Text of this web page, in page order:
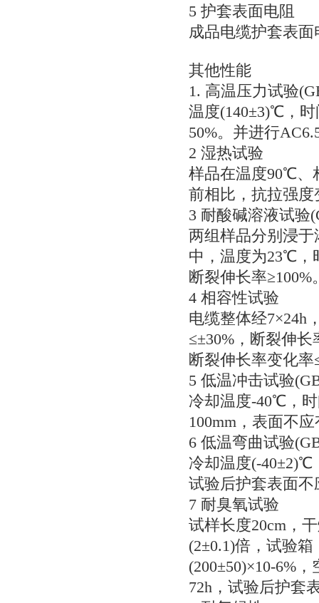
5护套表面电阻
成品电缆护套表
其他性能
1.高温压力试验
温度(140±3)℃，
50%。并进行
2湿热试验
样品在温度90℃、
前相比，抗拉强度
3耐酸碱溶液试验
两组样品分别浸于
中，温度为23℃，
断裂伸长率≥100%
4相容性试验
电缆整体经7×24h
≤±30%，断裂伸
断裂伸长率变化率
5低温冲击试验
冷却温度-40℃，时
100mm，表面不
6低温弯曲试验
冷却温度(-40±2)℃
试验后护套表面
7耐臭氧试验
试样长度20cm，
(2±0.1)倍，试验
(200±50)×10-6%
72h，试验后护套